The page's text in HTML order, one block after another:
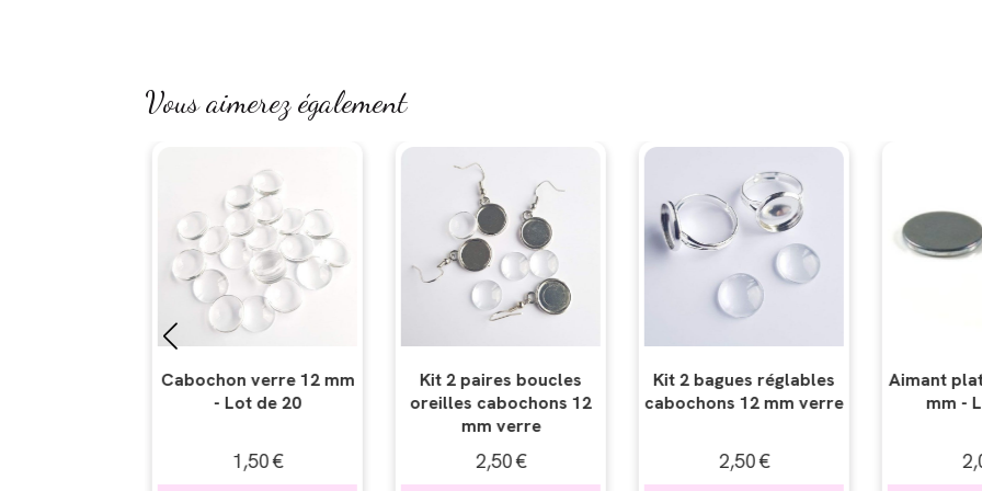
Vous aimerez également
Kit 2 paires boucles
oreilles cabochons 12
2,50€
Kit 2 bagues réglables
cabochons 12 mm verre
2,50€
Aimant plat argenté 6x1
mm - Lot de 10
2,00€
Colle